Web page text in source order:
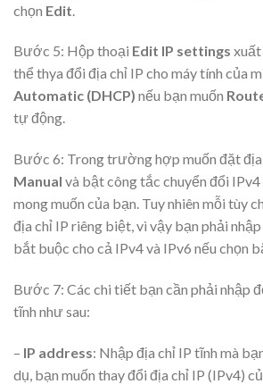
chọn Edit
Bước 5: Hộp thoại Edit IP settings xuất
thể thya đổi địa chỉ IP cho máy tính của
Automatic (DHCP) nếu bạn muốn
tự động.
Bước 6: Trong trường hợp muốn đặt địa
Manual và bật công tắc chuyển đổi
mong muốn của bạn. Tuy nhiên mỗi tùy
địa chỉ IP riêng biệt, vì vậy bạn phải
bắt buộc cho cả IPv4 và IPv6 nếu chọn
Bước 7: Các chi tiết bạn cần phải nhập
tĩnh như sau:
– IP address: Nhập địa chỉ IP tĩnh mà
dụ, bạn muốn thay đổi địa chỉ IP (IPv4)